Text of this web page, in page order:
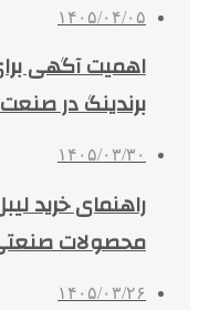
۱۴۰۵/۰۴/۰۵
اهمیت آگهی
برندینگ در صنعت
۱۴۰۵/۰۳/۳۰
راهنمای خرید
محصولات
۱۴۰۵/۰۳/۲۶